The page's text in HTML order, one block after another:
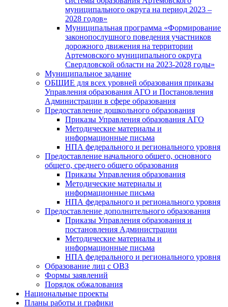
муниципального округа на период 2023 –
2028 годов»
Муниципальная программа «Формирование
законопослушного поведения участников
дорожного движения на территории
Артемовского муниципального округа
Свердловской области на 2023-2028 годы»
Муниципальное задание
ОБЩИЕ для всех уровней образования приказы
Управления образования АГО и Постановления
Администрации в сфере образования
Предоставление дошкольного образования
Приказы Управления образования АГО
Методические материалы и
информационные письма
НПА федерального и регионального уровня
Предоставление начального общего, основного
общего, среднего общего образования
Приказы Управления образования
Методические материалы и
информационные письма
НПА федерального и регионального уровня
Предоставление дополнительного образования
Приказы Управления образования и
постановления Администрации
Методические материалы и
информационные письма
НПА федерального и регионального уровня
Образование лиц с ОВЗ
Формы заявлений
Порядок обжалования
Национальные проекты
Планы работы и графики